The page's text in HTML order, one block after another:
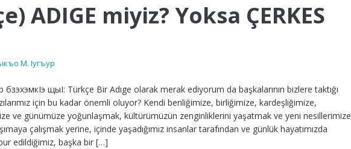
ADIGE miyiz? Yoksa ÇERKES
М. Iугъур
щыI: Türkçe Bir Adıge olarak merak ediyorum da başkalarının bizlere taktığı
için bu kadar önemli oluyor? Kendi benliğimize, birliğimize, kardeşliğimize,
ve günümüze yoğunlaşmak, kültürümüzün zenginliklerini yaşatmak ve yeni nesillerimize
çalışmak yerine, içinde yaşadığımız insanlar tarafından ve günlük hayatımızda
edildiğimiz, başka bir […]